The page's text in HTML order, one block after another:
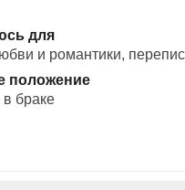
для
и романтики,
положение
в браке